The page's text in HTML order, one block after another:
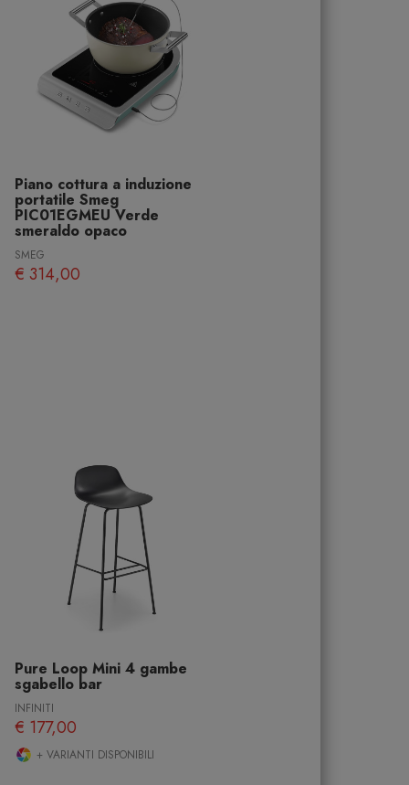
Piano cottura a induzione
portatile Smeg
PIC01EGMEU Verde
smeraldo opaco
SMEG
€ 314,00
Pure Loop Mini 4 gambe
sgabello bar
INFINITI
€ 177,00
+ VARIANTI DISPONIBILI